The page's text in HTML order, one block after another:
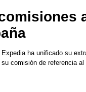
Expedia ha unificado su
su comisión de referencia